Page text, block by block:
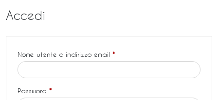
Accedi
Nome utente o indirizzo email *
Password *